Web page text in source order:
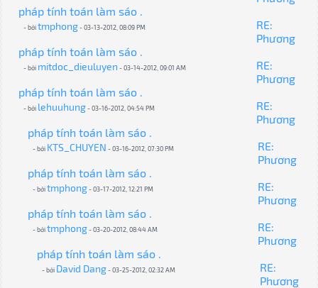
pháp tính toán làm sáo .
- bởitmphong- 03-13-2012, 08:09 PM
RE:
Phương
pháp tính toán làm sáo .
- bởi mitdoc_dieuluyen - 03-14-2012, 09:01 AM
RE:
Phương
pháp tính toán làm sáo .
- bởi lehuuhung- 03-16-2012, 04:54 PM
RE:
Phương
pháp tính toán làm sáo .
- bởi KTS_CHUYEN - 03-16-2012, 07:30 PM
RE:
Phương
pháp tính toán làm sáo .
- bởitmphong- 03-17-2012, 12:21 PM
RE:
Phương
pháp tính toán làm sáo .
- bởitmphong- 03-20-2012, 08:44 AM
RE:
Phương
pháp tính toán làm sáo .
- bởi David Dang- 03-25-2012, 02:32 AM
RE:
Phương